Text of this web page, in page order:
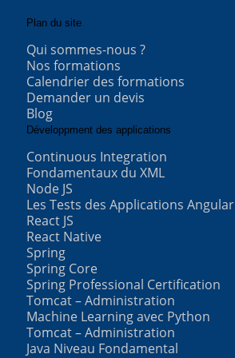
Plan du site
Qui sommes-nous ?
Nos formations
Calendrier des formations
Demander un devis
Blog
Développment des applications
Continuous Integration
Fondamentaux du XML
Node JS
Les Tests des Applications Angular
React JS
React Native
Spring
Spring Core
Spring Professional Certification
Tomcat – Administration
Machine Learning avec Python
Tomcat – Administration
Java Niveau Fondamental